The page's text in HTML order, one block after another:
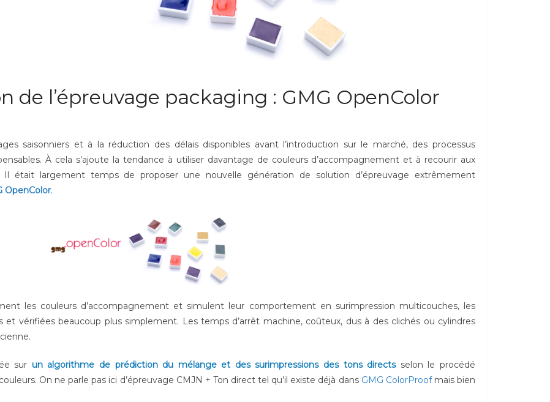
de l’épreuvage packaging : GMG OpenColor
saisonniers et à la réduction des délais disponibles avant l’introduction sur le marché, des processus
À cela s’ajoute la tendance à utiliser davantage de couleurs d’accompagnement et à recourir aux
Il était largement temps de proposer une nouvelle génération de solution d’épreuvage extrêmement
OpenColor.
les couleurs d’accompagnement et simulent leur comportement en surimpression multicouches, les
et vérifiées beaucoup plus simplement. Les temps d’arrêt machine, coûteux, dus à des clichés ou cylindres
sur un algorithme de prédiction du mélange et des surimpressions des tons directsselon le procédé
On ne parle pas ici d’épreuvage CMJN + Ton direct tel qu’il existe déjà dans GMG ColorProofmais bien